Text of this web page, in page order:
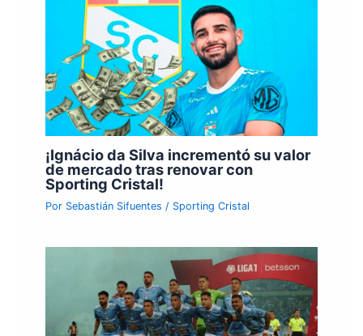
¡Ignácio da Silva incrementó su valor
de mercado tras renovar con
Sporting Cristal!
Por Sebastián Sifuentes/ Sporting Cristal